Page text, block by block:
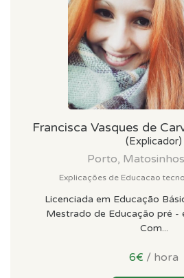
Francisca Vasques de
(Explicador)
Porto, Matosinhos
Explicações de Educacao
Licenciada em Educação
Mestrado de Educação pré -
Com...
6€ / hora